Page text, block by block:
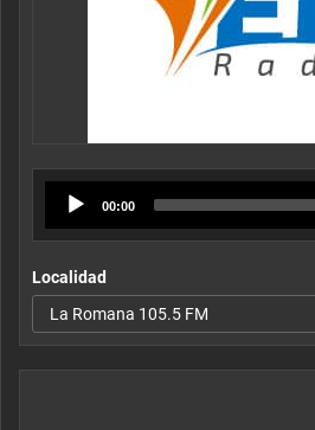
Player
00:00
Localidad
La Romana 105.5 FM